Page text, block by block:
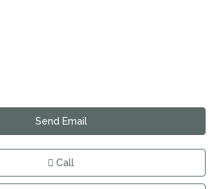
Send Email
Call